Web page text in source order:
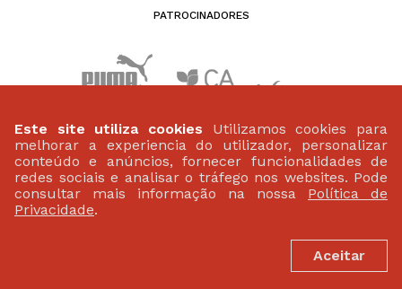
PATROCINADORES
Este site utiliza cookies Utilizamos cookies para
melhorar a experiencia do utilizador, personalizar
conteúdo e anúncios, fornecer funcionalidades de
redes sociais e analisar o tráfego nos websites. Pode
consultar mais informação na nossa Política de
Privacidade.
Aceitar